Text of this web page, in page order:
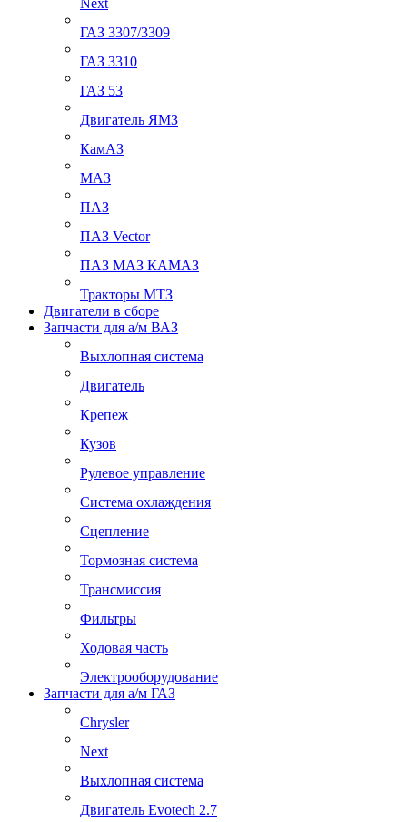
Next
ГАЗ 3307/3309
ГАЗ 3310
ГАЗ 53
Двигатель ЯМЗ
КамАЗ
МАЗ
ПАЗ
ПАЗ Vector
ПАЗ МАЗ КАМАЗ
Тракторы МТЗ
Двигатели в сборе
Запчасти для а/м ВАЗ
Выхлопная система
Двигатель
Крепеж
Кузов
Рулевое управление
Система охлаждения
Сцепление
Тормозная система
Трансмиссия
Фильтры
Ходовая часть
Электрооборудование
Запчасти для а/м ГАЗ
Chrysler
Next
Выхлопная система
Двигатель Evotech 2.7